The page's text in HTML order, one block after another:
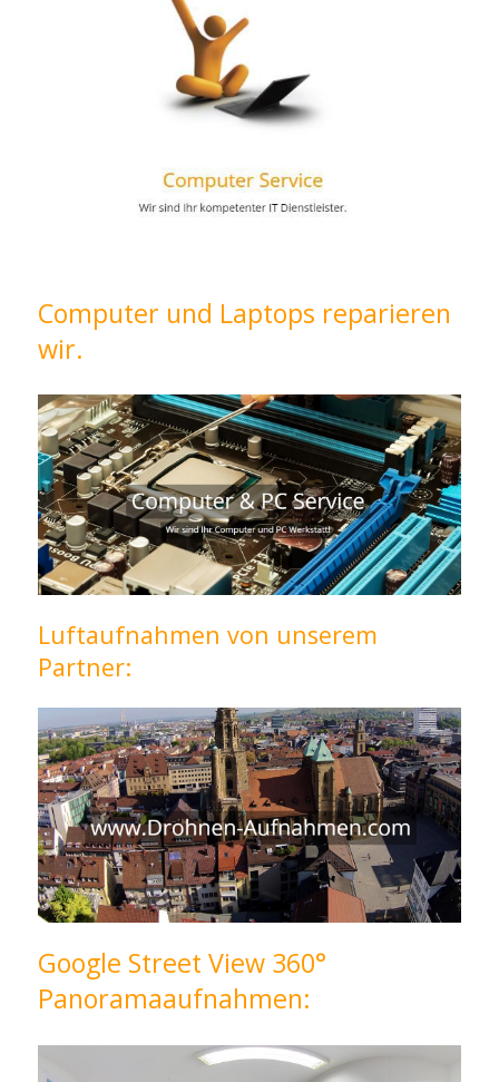
Computer und Laptops reparieren
wir.
Luftaufnahmen von unserem
Partner:
Google Street View 360°
Panoramaaufnahmen: